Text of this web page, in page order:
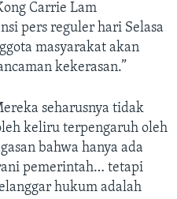
Carrie Lam
pers reguler hari Selasa
masyarakat akan
kekerasan.”
seharusnya tidak
keliru terpengaruh oleh
bahwa hanya ada
pemerintah… tetapi
hukum adalah